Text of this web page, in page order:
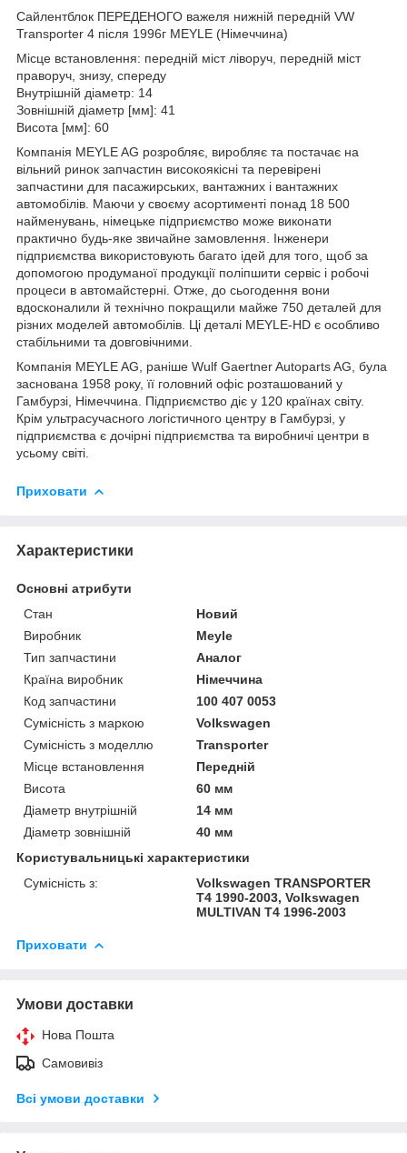
Сайлентблок ПЕРЕДЕНОГО важеля нижній передній VW
Transporter 4 після 1996г MEYLE (Німеччина)
Місце встановлення: передній міст ліворуч, передній міст
праворуч, знизу, спереду
Внутрішній діаметр: 14
Зовнішній діаметр [мм]: 41
Висота [мм]: 60
Компанія MEYLE AG розробляє, виробляє та постачає на
вільний ринок запчастин високоякісні та перевірені
запчастини для пасажирських, вантажних і вантажних
автомобілів. Маючи у своєму асортименті понад 18 500
найменувань, німецьке підприємство може виконати
практично будь-яке звичайне замовлення. Інженери
підприємства використовують багато ідей для того, щоб за
допомогою продуманої продукції поліпшити сервіс і робочі
процеси в автомайстерні. Отже, до сьогодення вони
вдосконалили й технічно покращили майже 750 деталей для
різних моделей автомобілів. Ці деталі MEYLE-HD є особливо
стабільними та довговічними.
Компанія MEYLE AG, раніше Wulf Gaertner Autoparts AG, була
заснована 1958 року, її головний офіс розташований у
Гамбурзі, Німеччина. Підприємство діє у 120 країнах світу.
Крім ультрасучасного логістичного центру в Гамбурзі, у
підприємства є дочірні підприємства та виробничі центри в
усьому світі.
Приховати
Характеристики
Основні атрибути
Стан
Новий
Виробник
Meyle
Тип запчастини
Аналог
Країна виробник
Німеччина
Код запчастини
100 407 0053
Сумісність з маркою
Volkswagen
Сумісність з моделлю
Transporter
Місце встановлення
Передній
Висота
60 мм
Діаметр внутрішній
14 мм
Діаметр зовнішній
40 мм
Користувальницькі характеристики
Сумісність з:
Volkswagen TRANSPORTER
T4 1990-2003, Volkswagen
MULTIVAN T4 1996-2003
Приховати
Умови доставки
Нова Пошта
Самовивіз
Всі умови доставки